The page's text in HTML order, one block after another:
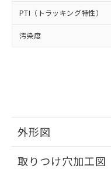
PTI（トラッキング特性）
汚染度
外形図
取りつけ穴加工図
※当社の共
用者の範
EU RoHS指令（
51物質の非含
※本証明書は発
るもので、過去
していることか
り、2022年1月
す。